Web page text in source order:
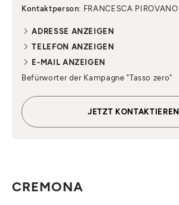
Kontaktperson: FRANCESCA PIROVANO
ADRESSE ANZEIGEN
TELEFON ANZEIGEN
E-MAIL ANZEIGEN
Befürworter der Kampagne "Tasso zero"
JETZT KONTAKTIEREN
CREMONA